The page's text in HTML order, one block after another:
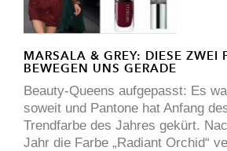
MARSALA & GREY: DIESE ZWEI
BEWEGEN UNS GERADE
Beauty-Queens aufgepasst: Es
soweit und Pantone hat Anfang
Trendfarbe des Jahres gekürt.
Jahr die Farbe „Radiant Orchid“